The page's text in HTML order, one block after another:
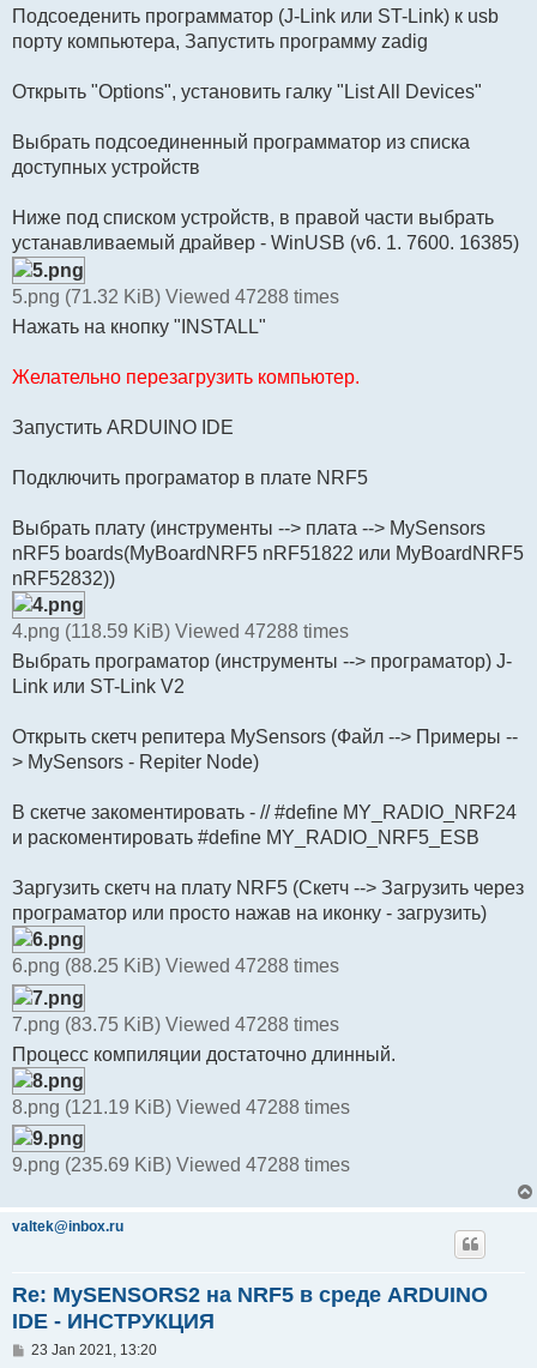
Подсоеденить программатор (J-Link или ST-Link) к usb
порту компьютера, Запустить программу zadig
Открыть "Options", установить галку "List All Devices"
Выбрать подсоединенный программатор из списка
доступных устройств
Ниже под списком устройств, в правой части выбрать
устанавливаемый драйвер - WinUSB (v6. 1. 7600. 16385)
5.png (71.32 KiB) Viewed 47288 times
Нажать на кнопку "INSTALL"
Желательно перезагрузить компьютер.
Запустить ARDUINO IDE
Подключить програматор в плате NRF5
Выбрать плату (инструменты --> плата --> MySensors
nRF5 boards(MyBoardNRF5 nRF51822 или MyBoardNRF5
nRF52832))
4.png (118.59 KiB) Viewed 47288 times
Выбрать програматор (инструменты --> програматор) J-
Link или ST-Link V2
Открыть скетч репитера MySensors (Файл --> Примеры --
> MySensors - Repiter Node)
В скетче закоментировать - // #define MY_RADIO_NRF24
и раскоментировать #define MY_RADIO_NRF5_ESB
Заргузить скетч на плату NRF5 (Скетч --> Загрузить через
програматор или просто нажав на иконку - загрузить)
6.png (88.25 KiB) Viewed 47288 times
7.png (83.75 KiB) Viewed 47288 times
Процесс компиляции достаточно длинный.
8.png (121.19 KiB) Viewed 47288 times
9.png (235.69 KiB) Viewed 47288 times
valtek@inbox.ru
Re: MySENSORS2 на NRF5 в среде ARDUINO
IDE - ИНСТРУКЦИЯ
P23 Jan 2021, 13:20